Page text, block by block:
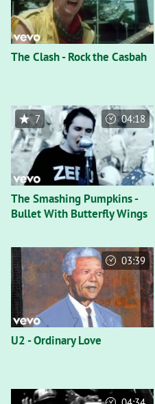
The Clash - Rock the Casbah
The Smashing Pumpkins -
Bullet With Butterfly Wings
7 04:18
U2 - Ordinary Love
03:39